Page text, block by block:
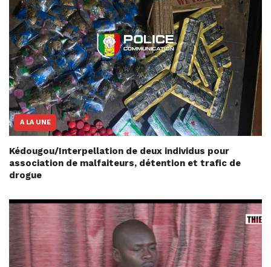
A LA UNE
Kédougou/Interpellation de deux individus pour
association de malfaiteurs, détention et trafic de
drogue